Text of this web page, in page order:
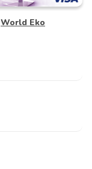
World Eko